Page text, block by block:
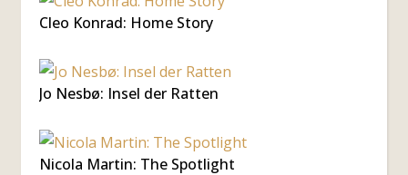
Cleo Konrad: Home Story
Jo Nesbø: Insel der Ratten
Nicola Martin: The Spotlight